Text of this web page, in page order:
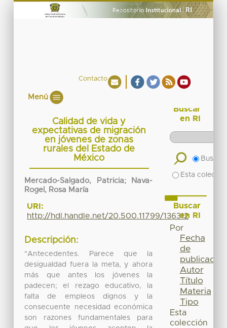
Contacto
Menú
Calidad de vida y
expectativas de migración
en jóvenes de zonas
rurales del Estado de
México
Mercado-Salgado, Patricia; Nava-
Rogel, Rosa María
URI:
http://hdl.handle.net/20.500.11799/136312
Descripción:
"Antecedentes. Parece que la
desigualdad fuera la meta, y ahora
más que antes los jóvenes la
padecen; el rezago educativo, la
falta de empleos dignos y la
consecuente necesidad económica
son razones fundamentales para
Buscar
en RI
Buscar
Esta
Buscar
en RI
Por
Fecha
de
publicación
Autor
Título
Materia
Tipo
Esta
colección